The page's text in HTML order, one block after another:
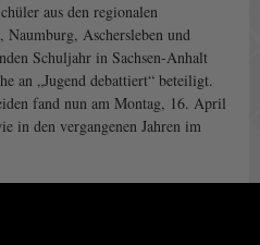
aus den regionalen
Naumburg, Aschersleben und
Schuljahr in Sachsen-Anhalt
an „Jugend debattiert“ beteiligt.
fand nun am Montag, 16. April
in den vergangenen Jahren im